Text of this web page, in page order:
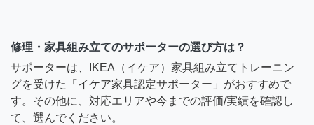
修理・家具組み立てのサポーターの選び方は？
サポーターは、IKEA（イケア）家具組み立てトレーニン
グを受けた「イケア家具認定サポーター」がおすすめで
す。その他に、対応エリアや今までの評価/実績を確認し
て、選んでください。